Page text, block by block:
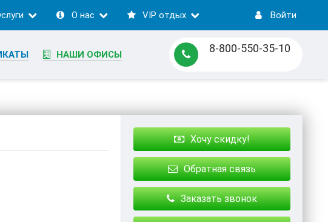
О нас VIP отдых Войти
НАШИ ОФИСЫ 8-800-550-35-10
Хочу скидку!
Обратная связь
Заказать звонок